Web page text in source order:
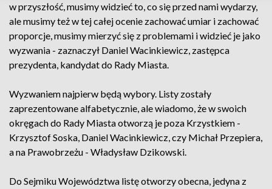
w przyszłość, musimy widzieć to, co się przed nami wydarzy,
ale musimy też w tej całej ocenie zachować umiar i zachować
proporcje, musimy mierzyć się z problemami i widzieć je jako
wyzwania - zaznaczył Daniel Wacinkiewicz, zastępca
prezydenta, kandydat do Rady Miasta.
Wyzwaniem najpierw będą wybory. Listy zostały
zaprezentowane alfabetycznie, ale wiadomo, że w swoich
okręgach do Rady Miasta otworzą je poza Krzystkiem -
Krzysztof Soska, Daniel Wacinkiewicz, czy Michał Przepiera,
a na Prawobrzeżu - Władysław Dzikowski.
Do Sejmiku Województwa listę otworzy obecna, jedyna z